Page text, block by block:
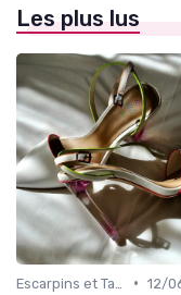
Les plus lus
• 12/